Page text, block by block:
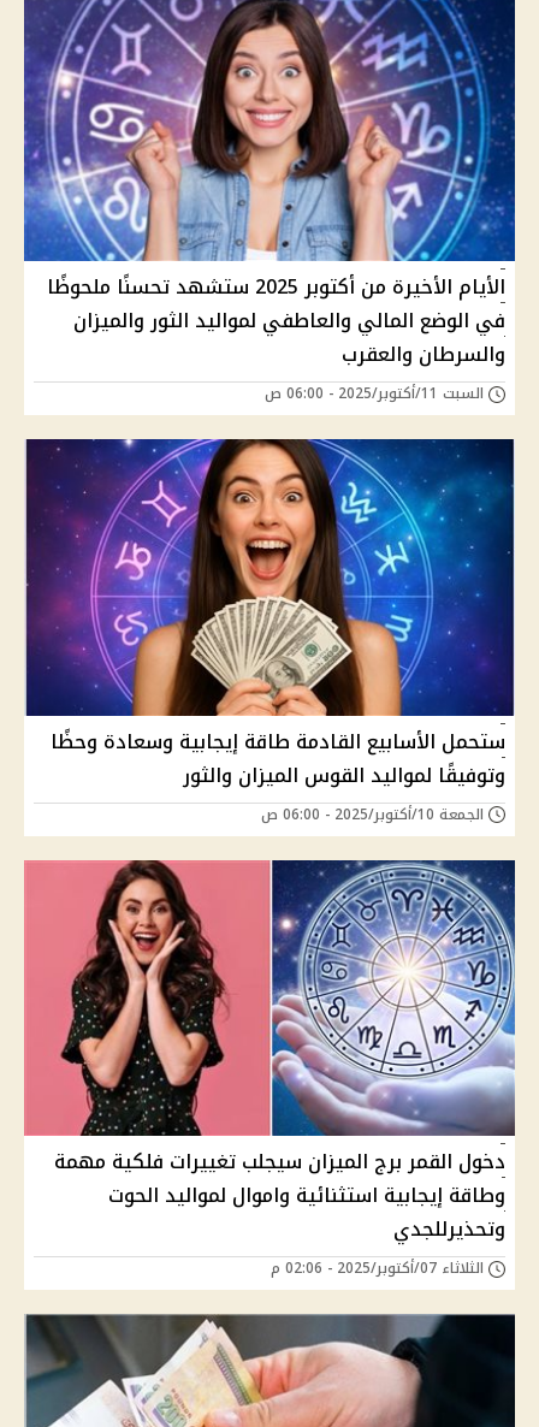
الأيام الأخيرة من أكتوبر 2025 ستشهد تحسنًا ملحوظًا
في الوضع المالي والعاطفي لمواليد الثور والميزان
والسرطان والعقرب
السبت 11/أكتوبر/2025 - 06:00 ص
ستحمل الأسابيع القادمة طاقة إيجابية وسعادة وحظًا
وتوفيقًا لمواليد القوس الميزان والثور
الجمعة 10/أكتوبر/2025 - 06:00 ص
دخول القمر برج الميزان سيجلب تغييرات فلكية مهمة
وطاقة إيجابية استثنائية واموال لمواليد الحوت
وتحذيرللجدي
الثلاثاء 07/أكتوبر/2025 - 02:06 م